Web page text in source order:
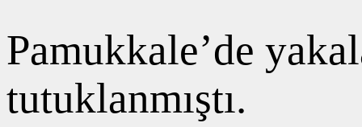
Pamukkale’de
tutuklanmıştı.